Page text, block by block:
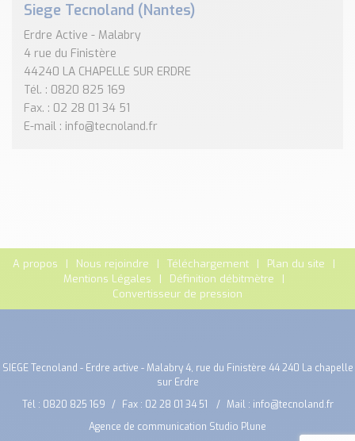
Siege Tecnoland (Nantes)
Erdre Active - Malabry
4 rue du Finistère
44240 LA CHAPELLE SUR ERDRE
Tél. : 0820 825 169
Fax. : 02 28 01 34 51
E-mail : info@tecnoland.fr
A propos Nous rejoindre Téléchargement
Plan du site
Mentions Légales
Définition débitmètre
Convertisseur de pression
SIEGE Tecnoland - Erdre active - Malabry 4, rue du Finistère 44 240 La chapelle
sur Erdre
Tél : 0820 825 169 Fax : 02 28 01 34 51 Mail : info@tecnoland.fr
Agence de communication Studio Plune